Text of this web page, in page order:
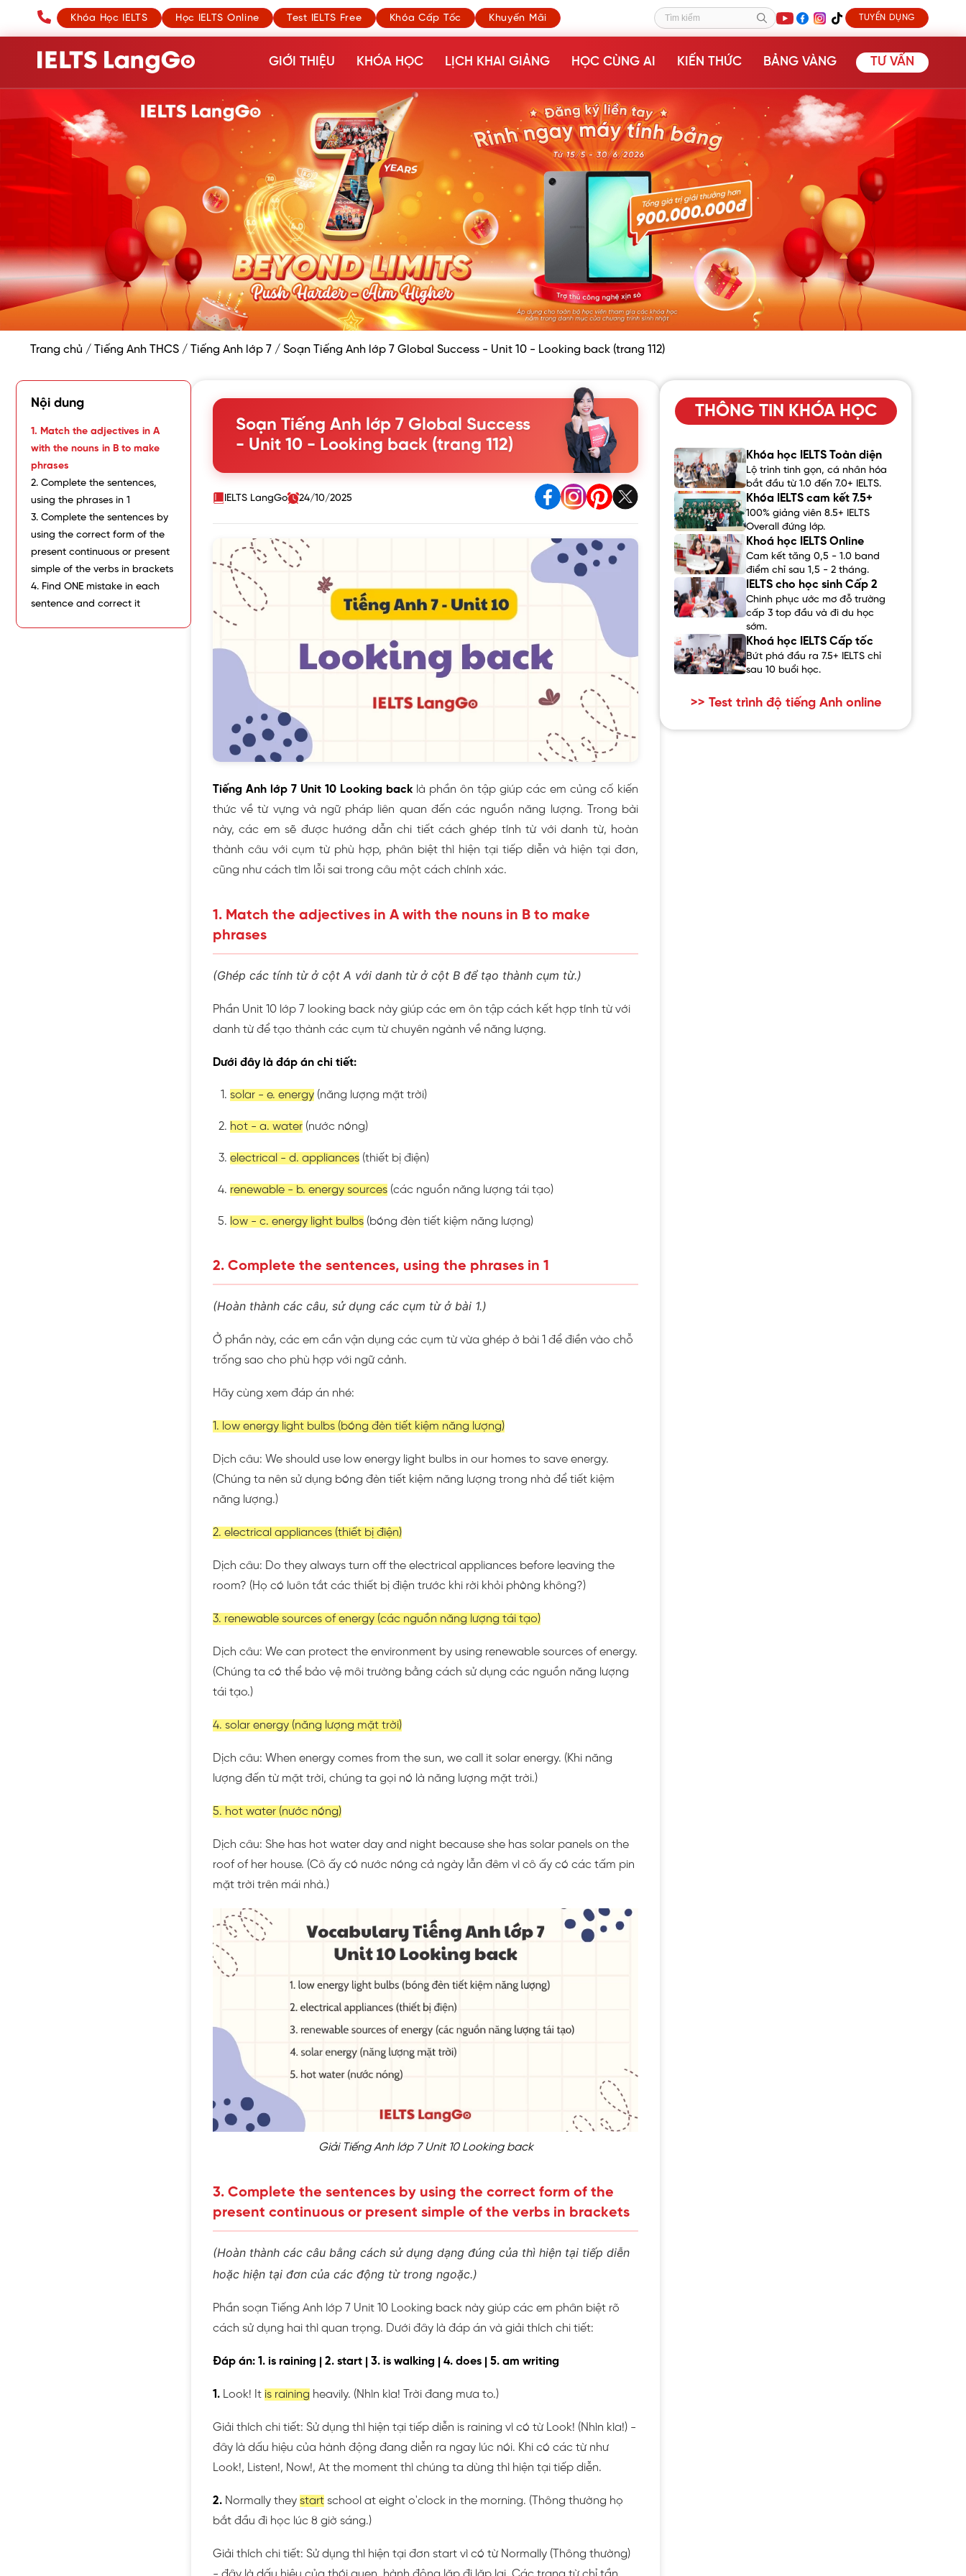
Khóa Học IELTS Học IELTS Online Test IELTS Free Khóa Cấp Tốc Khuyến Mãi Tìm kiếm TUYỂN DỤNG
GIỚI THIỆU KHÓA HỌC LỊCH KHAI GIẢNG HỌC CÙNG AI KIẾN THỨC BẢNG VÀNG TƯ VẤN
Trang chủ / Tiếng Anh THCS / Tiếng Anh lớp 7 / Soạn Tiếng Anh lớp 7 Global Success - Unit 10 - Looking back (trang 112)
Nội dung
1. Match the adjectives in A
with the nouns in B to make
phrases
2. Complete the sentences,
using the phrases in 1
3. Complete the sentences by
using the correct form of the
present continuous or present
simple of the verbs in brackets
4. Find ONE mistake in each
sentence and correct it
Soạn Tiếng Anh lớp 7 Global Success
- Unit 10 - Looking back (trang 112)
IELTS LangGo 24/10/2025
Tiếng Anh lớp 7 Unit 10 Looking back là phần ôn tập giúp các em củng cố kiến
thức về từ vựng và ngữ pháp liên quan đến các nguồn năng lượng. Trong bài
này, các em sẽ được hướng dẫn chi tiết cách ghép tính từ với danh từ, hoàn
thành câu với cụm từ phù hợp, phân biệt thì hiện tại tiếp diễn và hiện tại đơn,
cũng như cách tìm lỗi sai trong câu một cách chính xác.
1. Match the adjectives in A with the nouns in B to make
phrases
(Ghép các tính từ ở cột A với danh từ ở cột B để tạo thành cụm từ.)
Phần Unit 10 lớp 7 looking back này giúp các em ôn tập cách kết hợp tính từ với
danh từ để tạo thành các cụm từ chuyên ngành về năng lượng.
Dưới đây là đáp án chi tiết:
solar - e. energy (năng lượng mặt trời)
hot - a. water (nước nóng)
electrical - d. appliances (thiết bị điện)
renewable - b. energy sources (các nguồn năng lượng tái tạo)
low - c. energy light bulbs (bóng đèn tiết kiệm năng lượng)
2. Complete the sentences, using the phrases in 1
(Hoàn thành các câu, sử dụng các cụm từ ở bài 1.)
Ở phần này, các em cần vận dụng các cụm từ vừa ghép ở bài 1 để điền vào chỗ
trống sao cho phù hợp với ngữ cảnh.
Hãy cùng xem đáp án nhé:
1. low energy light bulbs (bóng đèn tiết kiệm năng lượng)
Dịch câu: We should use low energy light bulbs in our homes to save energy.
(Chúng ta nên sử dụng bóng đèn tiết kiệm năng lượng trong nhà để tiết kiệm
năng lượng.)
2. electrical appliances (thiết bị điện)
Dịch câu: Do they always turn off the electrical appliances before leaving the
room? (Họ có luôn tắt các thiết bị điện trước khi rời khỏi phòng không?)
3. renewable sources of energy (các nguồn năng lượng tái tạo)
Dịch câu: We can protect the environment by using renewable sources of energy.
(Chúng ta có thể bảo vệ môi trường bằng cách sử dụng các nguồn năng lượng
tái tạo.)
4. solar energy (năng lượng mặt trời)
Dịch câu: When energy comes from the sun, we call it solar energy. (Khi năng
lượng đến từ mặt trời, chúng ta gọi nó là năng lượng mặt trời.)
5. hot water (nước nóng)
Dịch câu: She has hot water day and night because she has solar panels on the
roof of her house. (Cô ấy có nước nóng cả ngày lẫn đêm vì cô ấy có các tấm pin
mặt trời trên mái nhà.)
Giải Tiếng Anh lớp 7 Unit 10 Looking back
3. Complete the sentences by using the correct form of the
present continuous or present simple of the verbs in brackets
(Hoàn thành các câu bằng cách sử dụng dạng đúng của thì hiện tại tiếp diễn
hoặc hiện tại đơn của các động từ trong ngoặc.)
Phần soạn Tiếng Anh lớp 7 Unit 10 Looking back này giúp các em phân biệt rõ
cách sử dụng hai thì quan trọng. Dưới đây là đáp án và giải thích chi tiết:
Đáp án: 1. is raining | 2. start | 3. is walking | 4. does | 5. am writing
1. Look! It is raining heavily. (Nhìn kìa! Trời đang mưa to.)
Giải thích chi tiết: Sử dụng thì hiện tại tiếp diễn is raining vì có từ Look! (Nhìn kìa!) -
đây là dấu hiệu của hành động đang diễn ra ngay lúc nói. Khi có các từ như
Look!, Listen!, Now!, At the moment thì chúng ta dùng thì hiện tại tiếp diễn.
2. Normally they start school at eight o'clock in the morning. (Thông thường họ
bắt đầu đi học lúc 8 giờ sáng.)
Giải thích chi tiết: Sử dụng thì hiện tại đơn start vì có từ Normally (Thông thường)
THÔNG TIN KHÓA HỌC
Khóa học IELTS Toàn diện
Lộ trình tinh gọn, cá nhân hóa
bắt đầu từ 1.0 đến 7.0+ IELTS.
Khóa IELTS cam kết 7.5+
100% giảng viên 8.5+ IELTS
Overall đứng lớp.
Khoá học IELTS Online
Cam kết tăng 0,5 - 1.0 band
điểm chỉ sau 1,5 - 2 tháng.
IELTS cho học sinh Cấp 2
Chinh phục ước mơ đỗ trường
cấp 3 top đầu và đi du học
sớm.
Khoá học IELTS Cấp tốc
Bứt phá đầu ra 7.5+ IELTS chỉ
sau 10 buổi học.
>> Test trình độ tiếng Anh online